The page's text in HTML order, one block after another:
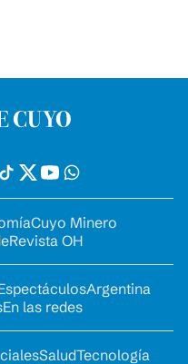
Cuyo Minero
Revista OH
Argentina
En las redes
SaludTecnología